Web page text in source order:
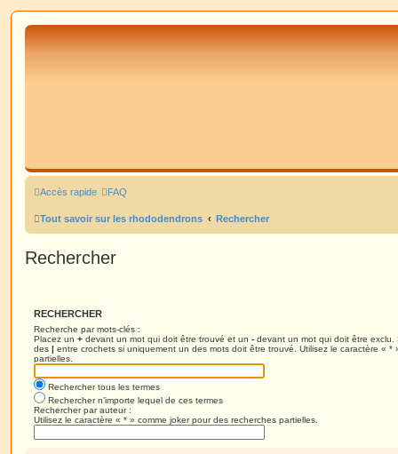
Accès rapide FAQ
Tout savoir sur les rhododendrons Rechercher
Rechercher
RECHERCHER
Recherche par mots-clés :
Placez un + devant un mot qui doit être trouvé et un - devant un mot qui doit être
des | entre crochets si uniquement un des mots doit être trouvé. Utilisez le caractère « *
partielles.
Rechercher tous les termes
Rechercher n’importe lequel de ces termes
Rechercher par auteur :
Utilisez le caractère « * » comme joker pour des recherches partielles.